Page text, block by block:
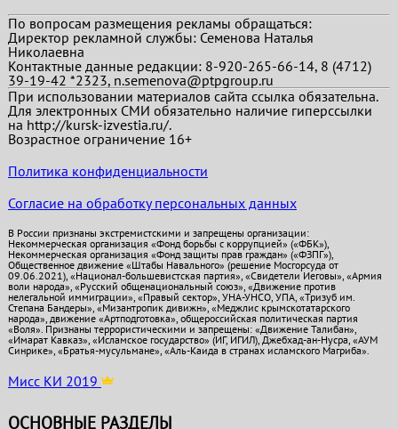
По вопросам размещения рекламы обращаться:
Директор рекламной службы: Семенова Наталья
Николаевна
Контактные данные редакции: 8-920-265-66-14, 8 (4712)
39-19-42 *2323, n.semenova@ptpgroup.ru
При использовании материалов сайта ссылка обязательна.
Для электронных СМИ обязательно наличие гиперссылки
на http://kursk-izvestia.ru/.
Возрастное ограничение 16+
Политика конфиденциальности
Согласие на обработку персональных данных
В России признаны экстремистскими и запрещены организации:
Некоммерческая организация «Фонд борьбы с коррупцией» («ФБК»),
Некоммерческая организация «Фонд защиты прав граждан» («ФЗПГ»),
Общественное движение «Штабы Навального» (решение Мосгорсуда от
09.06.2021), «Национал-большевистская партия», «Свидетели Иеговы», «Армия
воли народа», «Русский общенациональный союз», «Движение против
нелегальной иммиграции», «Правый сектор», УНА-УНСО, УПА, «Тризуб им.
Степана Бандеры», «Мизантропик дивижн», «Меджлис крымскотатарского
народа», движение «Артподготовка», общероссийская политическая партия
«Воля». Признаны террористическими и запрещены: «Движение Талибан»,
«Имарат Кавказ», «Исламское государство» (ИГ, ИГИЛ), Джебхад-ан-Нусра, «АУМ
Синрике», «Братья-мусульмане», «Аль-Каида в странах исламского Магриба».
Мисс КИ 2019
ОСНОВНЫЕ РАЗДЕЛЫ